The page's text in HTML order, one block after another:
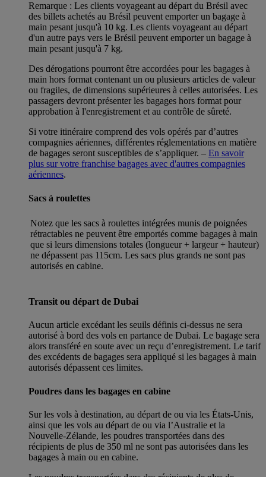
Remarque : Les clients voyageant au départ du Brésil avec
des billets achetés au Brésil peuvent emporter un bagage à
main pesant jusqu'à 10 kg. Les clients voyageant au départ
d'un autre pays vers le Brésil peuvent emporter un bagage à
main pesant jusqu'à 7 kg.
Des dérogations pourront être accordées pour les bagages à
main hors format contenant un ou plusieurs articles de valeur
ou fragiles, de dimensions supérieures à celles autorisées. Les
passagers devront présenter les bagages hors format pour
approbation à l'enregistrement et au contrôle de sûreté.
Si votre itinéraire comprend des vols opérés par d’autres
compagnies aériennes, différentes réglementations en matière
de bagages seront susceptibles de s’appliquer. – En savoir
plus sur votre franchise bagages avec d'autres compagnies
aériennes.
Sacs à roulettes
Notez que les sacs à roulettes intégrées munis de poignées
rétractables ne peuvent être emportés comme bagages à main
que si leurs dimensions totales (longueur + largeur + hauteur)
ne dépassent pas 115cm. Les sacs plus grands ne sont pas
autorisés en cabine.
Transit ou départ de Dubai
Aucun article excédant les seuils définis ci-dessus ne sera
autorisé à bord des vols en partance de Dubai. Le bagage sera
alors transféré en soute avec un reçu d’enregistrement. Le tarif
des excédents de bagages sera appliqué si les bagages à main
autorisés dépassent ces limites.
Poudres dans les bagages en cabine
Sur les vols à destination, au départ de ou via les États-Unis,
ainsi que les vols au départ de ou via l’Australie et la
Nouvelle-Zélande, les poudres transportées dans des
récipients de plus de 350 ml ne sont pas autorisées dans les
bagages à main ou en cabine.